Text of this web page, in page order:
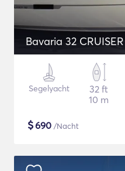
Bavaria 32 CRUISER
Segelyacht
32 ft
10 m
$690 /Nacht